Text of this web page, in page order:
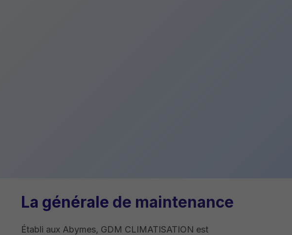
La générale de maintenance
Établi aux Abymes, GDM CLIMATISATION est